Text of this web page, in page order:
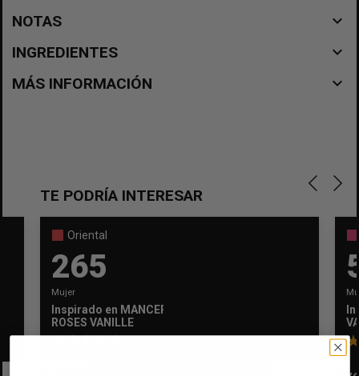
Crear lista de deseos
×
NOTAS navigate_before
INGREDIENTES navigate_before
MÁS INFORMACIÓN navigate_before
TE PODRÍA INTERESAR
Oriental
265
Mujer
Inspirado en MANCERA
ROSES VANILLE